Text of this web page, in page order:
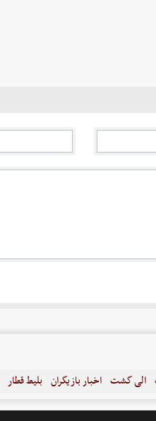
الی گشت اخبار بازیگران بلیط قطار